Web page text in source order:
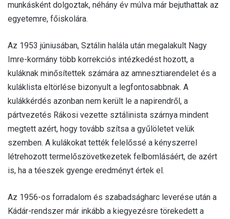
munkásként dolgoztak, néhány év múlva már bejuthattak az
egyetemre, főiskolára.
Az 1953 júniusában, Sztálin halála után megalakult Nagy
Imre-kormány több korrekciós intézkedést hozott, a
kuláknak minősítettek számára az amnesztiarendelet és a
kuláklista eltörlése bizonyult a legfontosabbnak. A
kulákkérdés azonban nem került le a napirendről, a
pártvezetés Rákosi vezette sztálinista szárnya mindent
megtett azért, hogy tovább szítsa a gyűlöletet velük
szemben. A kulákokat tették felelőssé a kényszerrel
létrehozott termelőszövetkezetek felbomlásáért, de azért
is, ha a téeszek gyenge eredményt értek el.
Az 1956-os forradalom és szabadságharc leverése után a
Kádár-rendszer már inkább a kiegyezésre törekedett a